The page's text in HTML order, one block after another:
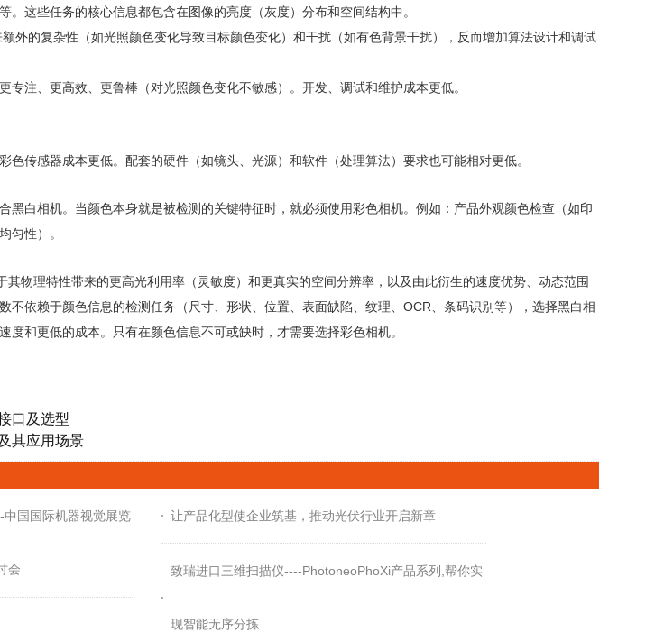
。这些任务的核心信息都包含在图像的‌亮度（灰度）分布和空间结构‌中。
外的复杂性（如光照颜色变化导致目标颜色变化）和干扰（如有色背景干扰），反而增加算法设计和调试
专注、更高效、更鲁棒‌（对光照颜色变化不敏感）。开发、调试和维护成本更低。
色传感器‌成本更低‌。配套的硬件（如镜头、光源）和软件（处理算法）要求也可能相对更低。
黑白相机。当‌颜色本身就是被检测的关键特征‌时，就必须使用彩色相机。例如：产品外观颜色检查（如印
匀性）。
其‌物理特性带来的更高光利用率（灵敏度）和更真实的空间分辨率‌，以及由此衍生的‌速度优势、动态范围
不依赖于颜色信息的检测任务（尺寸、形状、位置、表面缺陷、纹理、OCR、条码识别等），选择黑白相
度和更低的成本‌。只有在颜色信息不可或缺时，才需要选择彩色相机。
口及选型
其应用场景
国国际机器视觉展览
会
让产品化型使企业筑基，推动光伏行业开启新章
致瑞进口三维扫描仪----PhotoneoPhoXi产品系列,帮你实
现智能无序分拣